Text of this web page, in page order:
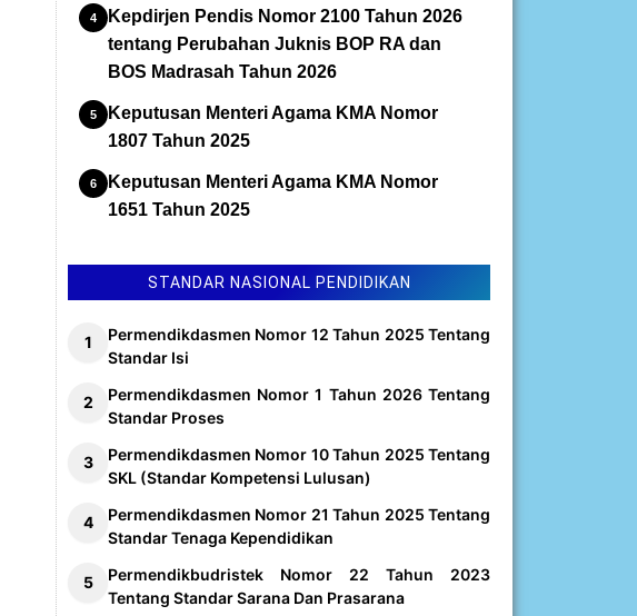
Kepdirjen Pendis Nomor 2100 Tahun 2026
tentang Perubahan Juknis BOP RA dan
BOS Madrasah Tahun 2026
Keputusan Menteri Agama KMA Nomor
1807 Tahun 2025
Keputusan Menteri Agama KMA Nomor
1651 Tahun 2025
STANDAR NASIONAL PENDIDIKAN
Permendikdasmen Nomor 12 Tahun 2025 Tentang
Standar Isi
Permendikdasmen Nomor 1 Tahun 2026 Tentang
Standar Proses
Permendikdasmen Nomor 10 Tahun 2025 Tentang
SKL (Standar Kompetensi Lulusan)
Permendikdasmen Nomor 21 Tahun 2025 Tentang
Standar Tenaga Kependidikan
Permendikbudristek Nomor 22 Tahun 2023
Tentang Standar Sarana Dan Prasarana